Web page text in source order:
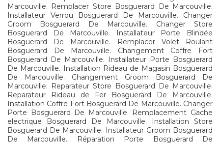
Marcouville. Remplacer Store Bosguerard De Marcouville.
Installateur Verrou Bosguerard De Marcouville. Changer
Groom Bosguerard De Marcouville. Changer Store
Bosguerard De Marcouville. Installateur Porte Blindée
Bosguerard De Marcouville. Remplacer Volet Roulant
Bosguerard De Marcouville. Changement Coffre Fort
Bosguerard De Marcouville. Installateur Porte Bosguerard
De Marcouville. Installation Rideau de Magasin Bosguerard
De Marcouville. Changement Groom Bosguerard De
Marcouville. Reparateur Store Bosguerard De Marcouville.
Reparateur Rideau de Fer Bosguerard De Marcouville.
Installation Coffre Fort Bosguerard De Marcouville. Changer
Porte Bosguerard De Marcouville. Remplacement Gache
electrique Bosguerard De Marcouville. Installation Store
Bosguerard De Marcouville. Installateur Groom Bosguerard
De Marcouville. Réparation Porte Bosguerard De